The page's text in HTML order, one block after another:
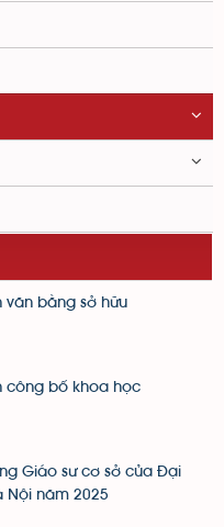
văn bằng sở hữu
công bố khoa học
Giáo sư cơ sở của Đại
Nội năm 2025